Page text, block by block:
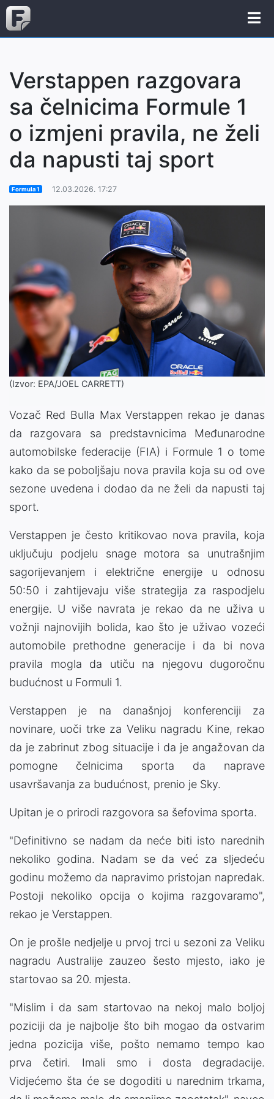
Verstappen razgovara
sa čelnicima Formule 1
o izmjeni pravila, ne želi
da napusti taj sport
Formula 1 12.03.2026. 17:27
(Izvor: EPA/JOEL CARRETT)
Vozač Red Bulla Max Verstappen rekao je danas
da razgovara sa predstavnicima Međunarodne
automobilske federacije (FIA) i Formule 1 o tome
kako da se poboljšaju nova pravila koja su od ove
sezone uvedena i dodao da ne želi da napusti taj
sport.
Verstappen je često kritikovao nova pravila, koja
uključuju podjelu snage motora sa unutrašnjim
sagorijevanjem i električne energije u odnosu
50:50 i zahtijevaju više strategija za raspodjelu
energije. U više navrata je rekao da ne uživa u
vožnji najnovijih bolida, kao što je uživao vozeći
automobile prethodne generacije i da bi nova
pravila mogla da utiču na njegovu dugoročnu
budućnost u Formuli 1.
Verstappen je na današnjoj konferenciji za
novinare, uoči trke za Veliku nagradu Kine, rekao
da je zabrinut zbog situacije i da je angažovan da
pomogne čelnicima sporta da naprave
usavršavanja za budućnost, prenio je Sky.
Upitan je o prirodi razgovora sa šefovima sporta.
"Definitivno se nadam da neće biti isto narednih
nekoliko godina. Nadam se da već za sljedeću
godinu možemo da napravimo pristojan napredak.
Postoji nekoliko opcija o kojima razgovaramo",
rekao je Verstappen.
On je prošle nedjelje u prvoj trci u sezoni za Veliku
nagradu Australije zauzeo šesto mjesto, iako je
startovao sa 20. mjesta.
"Mislim i da sam startovao na nekoj malo boljoj
poziciji da je najbolje što bih mogao da ostvarim
jedna pozicija više, pošto nemamo tempo kao
prva četiri. Imali smo i dosta degradacije.
Vidjećemo šta će se dogoditi u narednim trkama,